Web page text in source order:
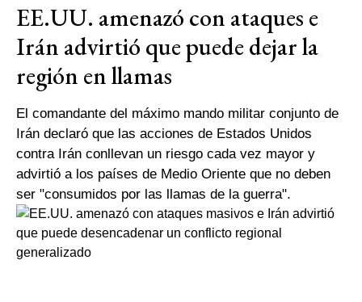
EE.UU. amenazó con ataques e
Irán advirtió que puede dejar la
región en llamas
El comandante del máximo mando militar conjunto de
Irán declaró que las acciones de Estados Unidos
contra Irán conllevan un riesgo cada vez mayor y
advirtió a los países de Medio Oriente que no deben
ser "consumidos por las llamas de la guerra".